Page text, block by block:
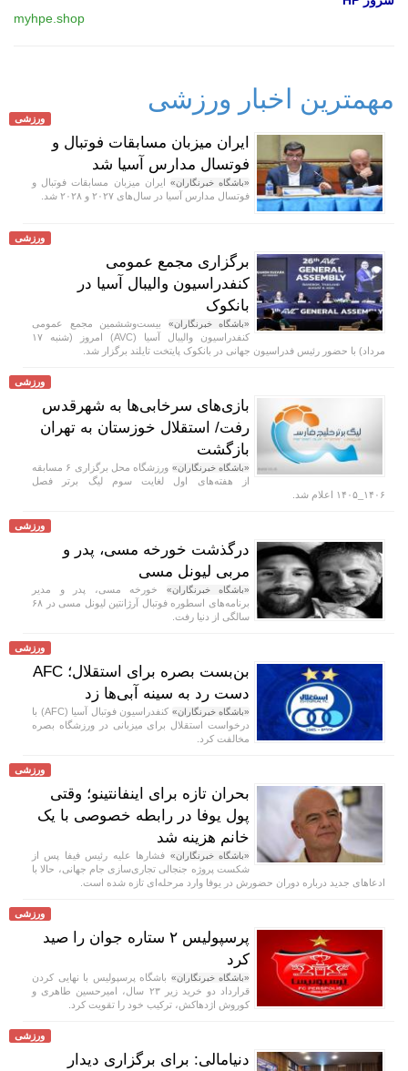
myhpe.shop
مهمترین اخبار ورزشی
ورزشی
ایران میزبان مسابقات فوتبال و
فوتسال مدارس آسیا شد
«باشگاه خبرنگاران» ایران میزبان مسابقات فوتبال و
فوتسال مدارس آسیا در سال‌های ۲۰۲۷ و ۲۰۲۸ شد.
ورزشی
برگزاری مجمع عمومی
کنفدراسیون والیبال آسیا در
بانکوک
«باشگاه خبرنگاران» بیست‌وششمین مجمع عمومی
کنفدراسیون والیبال آسیا (AVC) امروز (شنبه ۱۷
مرداد) با حضور رئیس فدراسیون جهانی در بانکوک پایتخت تایلند برگزار شد.
ورزشی
بازی‌های سرخابی‌ها به شهرقدس
رفت/ استقلال خوزستان به تهران
بازگشت
«باشگاه خبرنگاران»
ورزشگاه محل برگزاری ۶ مسابقه
از هفته‌های اول لغایت سوم لیگ برتر فصل
۱۴۰۶_۱۴۰۵ اعلام شد.
ورزشی
درگذشت خورخه مسی، پدر و
مربی لیونل مسی
«باشگاه خبرنگاران» خورخه مسی، پدر و مدیر
برنامه‌های اسطوره فوتبال آرژانتین لیونل مسی در ۶۸
سالگی از دنیا رفت.
ورزشی
بن‌بست بصره برای استقلال؛ AFC
دست رد به سینه آبی‌ها زد
«باشگاه خبرنگاران»
کنفدراسیون فوتبال آسیا (AFC) با
درخواست استقلال برای میزبانی در ورزشگاه بصره
مخالفت کرد.
ورزشی
بحران تازه برای اینفانتینو؛ وقتی
پول یوفا در رابطه خصوصی با یک
خانم هزینه شد
«باشگاه خبرنگاران» فشار‌ها علیه رئیس فیفا پس از
شکست پروژه جنجالی تجاری‌سازی جام جهانی، حالا با
ادعا‌های جدید درباره دوران حضورش در یوفا وارد مرحله‌ای تازه شده است.
ورزشی
پرسپولیس ۲ ستاره جوان را صید
کرد
«باشگاه خبرنگاران» باشگاه پرسپولیس با نهایی کردن
قرارداد دو خرید زیر ۲۳ سال، امیرحسین طاهری و
کوروش اژدهاکش، ترکیب خود را تقویت کرد.
ورزشی
دنیامالی: برای برگزاری دیدار